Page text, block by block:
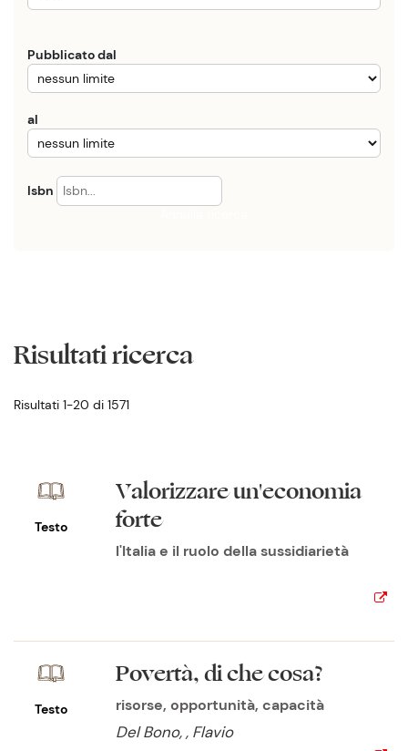
Pubblicato dal
al
Isbn
Risultati ricerca
Risultati 1-20 di 1571
Testo
Valorizzare un'economia
forte
l'Italia e il ruolo della sussidiarietà
Testo
Povertà, di che cosa?
risorse, opportunità, capacità
Del Bono, , Flavio